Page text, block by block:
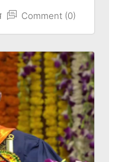
Comment (0)